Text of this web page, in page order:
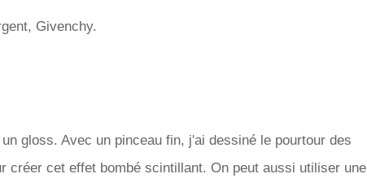
Givenchy.
gloss. Avec un pinceau fin, j'ai dessiné le pourtour des
créer cet effet bombé scintillant. On peut aussi utiliser une